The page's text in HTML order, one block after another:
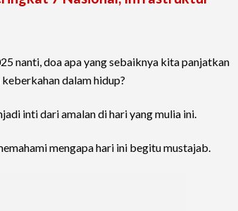
nanti, doa apa yang sebaiknya kita panjatkan
dalam hidup?
inti dari amalan di hari yang mulia ini.
mengapa hari ini begitu mustajab.